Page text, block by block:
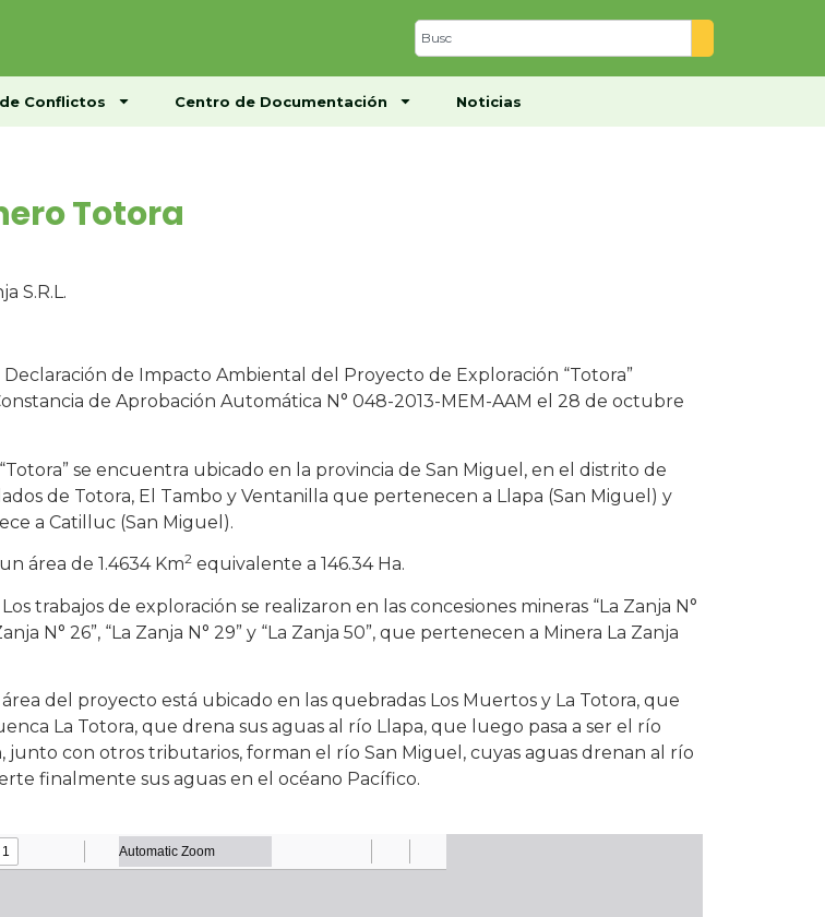
Conflictos Centro de Documentación Noticias
Centro de Documentación Noticias
Totora
S.R.L.
Declaración de Impacto Ambiental del Proyecto de Exploración “Totora”
de Aprobación Automática N° 048-2013-MEM-AAM el 28 de octubre
se encuentra ubicado en la provincia de San Miguel, en el distrito de
de Totora, El Tambo y Ventanilla que pertenecen a Llapa (San Miguel) y
a Catilluc (San Miguel).
área de 1.4634 Km2 equivalente a 146.34 Ha.
Los trabajos de exploración se realizaron en las concesiones mineras “La Zanja N°
N° 26”, “La Zanja N° 29” y “La Zanja 50”, que pertenecen a Minera La Zanja
área del proyecto está ubicado en las quebradas Los Muertos y La Totora, que
La Totora, que drena sus aguas al río Llapa, que luego pasa a ser el río
con otros tributarios, forman el río San Miguel, cuyas aguas drenan al río
finalmente sus aguas en el océano Pacífico.